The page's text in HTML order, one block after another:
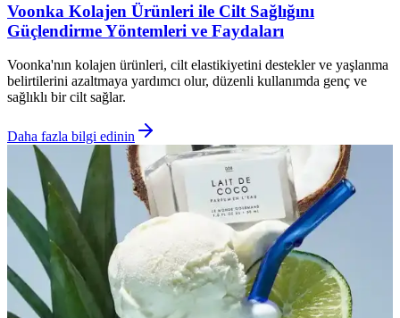
Voonka Kolajen Ürünleri ile Cilt Sağlığını
Güçlendirme Yöntemleri ve Faydaları
Voonka'nın kolajen ürünleri, cilt elastikiyetini destekler ve yaşlanma
belirtilerini azaltmaya yardımcı olur, düzenli kullanımda genç ve
sağlıklı bir cilt sağlar.
Daha fazla bilgi edinin